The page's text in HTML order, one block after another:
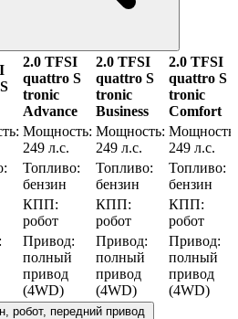
2.0 TFSI
quattro S
tronic
Advance
2.0 TFSI
quattro S
tronic
Business
2.0 TFSI
quattro S
tronic
Comfort
Мощность:
249 л.с.
Мощность:
249 л.с.
Мощность:
249 л.с.
Топливо:
бензин
Топливо:
бензин
Топливо:
бензин
КПП:
робот
КПП:
робот
КПП:
робот
Привод:
полный
привод
(4WD)
Привод:
полный
привод
(4WD)
Привод:
полный
привод
(4WD)
робот, передний привод